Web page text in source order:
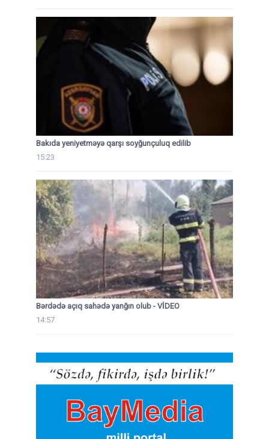
Bakıda yeniyetməyə qarşı soyğunçuluq edilib
15:23
Bərdədə açıq sahədə yanğın olub - VİDEO
14:57